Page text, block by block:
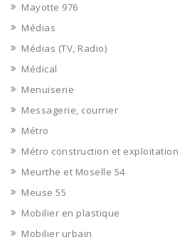
Mayotte 976
Médias
Médias (TV, Radio)
Médical
Menuiserie
Messagerie, courrier
Métro
Métro construction et exploitation
Meurthe et Moselle 54
Meuse 55
Mobilier en plastique
Mobilier urbain